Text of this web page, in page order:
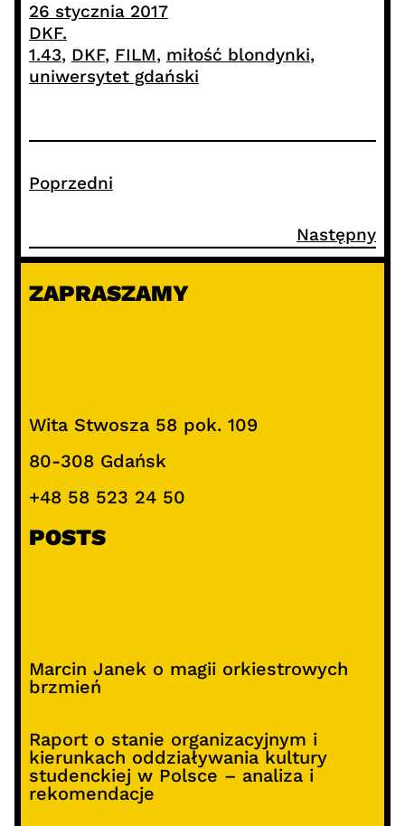
26 stycznia 2017
DKF.
1.43, DKF, FILM, miłość blondynki ,
uniwersytet gdański
Poprzedni
Następny
ZAPRASZAMY
Wita Stwosza 58 pok. 109
80-308 Gdańsk
+48 58 523 24 50
POSTS
Marcin Janek o magii orkiestrowych
brzmień
Raport o stanie organizacyjnym i
kierunkach oddziaływania kultury
studenckiej w Polsce – analiza i
rekomendacje